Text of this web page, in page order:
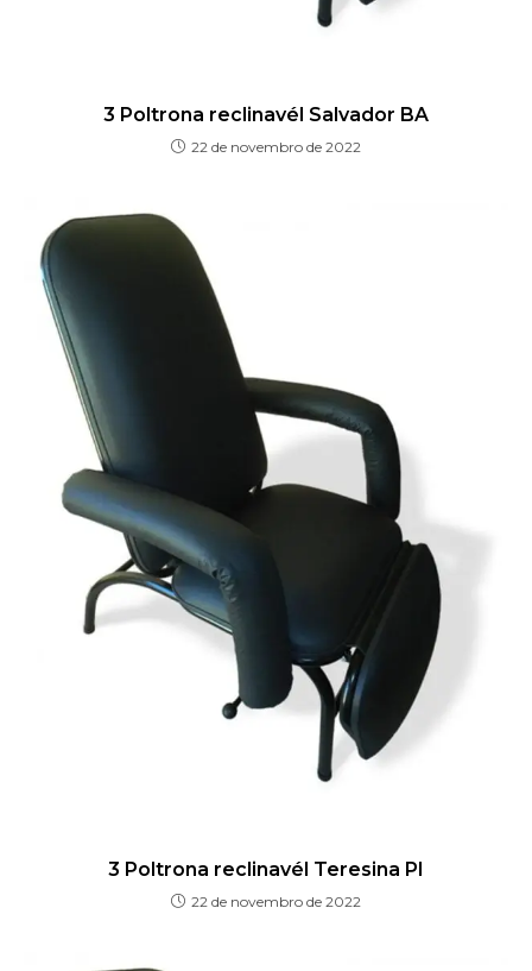
3 Poltrona reclinavél Salvador BA
22 de novembro de 2022
3 Poltrona reclinavél Teresina PI
22 de novembro de 2022